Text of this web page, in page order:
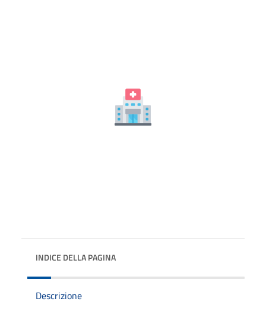
INDICE DELLA PAGINA
Descrizione